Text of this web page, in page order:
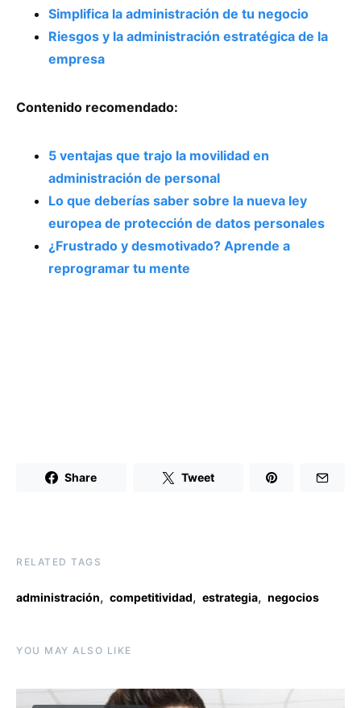
Simplifica la administración de tu negocio
Riesgos y la administración estratégica de la
empresa
Contenido recomendado:
5 ventajas que trajo la movilidad en
administración de personal
Lo que deberías saber sobre la nueva ley
europea de protección de datos personales
¿Frustrado y desmotivado? Aprende a
reprogramar tu mente
Share Tweet
RELATED TAGS
administración, competitividad, estrategia, negocios
YOU MAY ALSO LIKE